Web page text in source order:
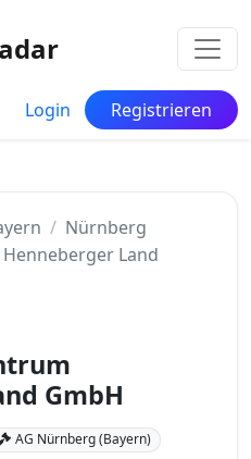
Login Registrieren
Nürnberg
Land
GmbH
AG Nürnberg (Bayern)